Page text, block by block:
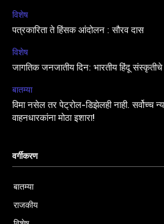
विशेष
पत्रकारिता ते हिंसक आंदोलन : सौरव दास
विशेष
जागतिक जनजातीय दिन: भारतीय हिंदू
बातम्या
विमा नसेल तर पेट्रोल-डिझेलही नाही. सर्वोच्च
वाहनधारकांना मोठा इशारा!
वर्गीकरण
बातम्या
राजकीय